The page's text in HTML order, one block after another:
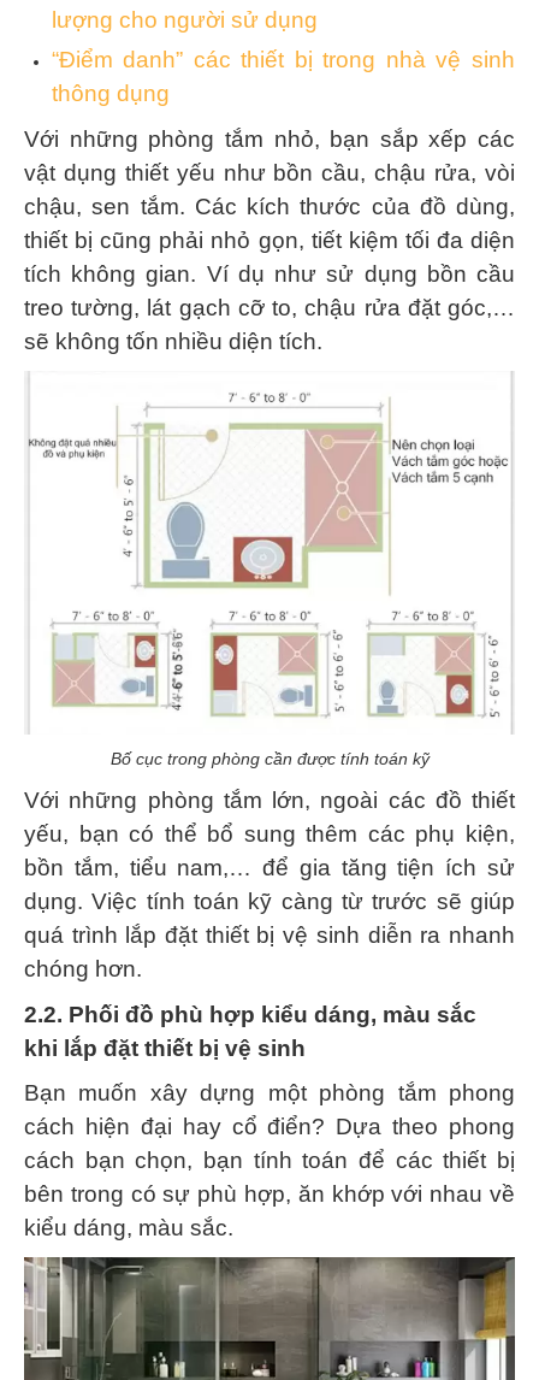
lượng cho người sử dụng
“Điểm danh” các thiết bị trong nhà vệ sinh
thông dụng
Với những phòng tắm nhỏ, bạn sắp xếp các
vật dụng thiết yếu như bồn cầu, chậu rửa, vòi
chậu, sen tắm. Các kích thước của đồ dùng,
thiết bị cũng phải nhỏ gọn, tiết kiệm tối đa diện
tích không gian. Ví dụ như sử dụng bồn cầu
treo tường, lát gạch cỡ to, chậu rửa đặt góc,…
sẽ không tốn nhiều diện tích.
Bố cục trong phòng cần được tính toán kỹ
Với những phòng tắm lớn, ngoài các đồ thiết
yếu, bạn có thể bổ sung thêm các phụ kiện,
bồn tắm, tiểu nam,… để gia tăng tiện ích sử
dụng. Việc tính toán kỹ càng từ trước sẽ giúp
quá trình lắp đặt thiết bị vệ sinh diễn ra nhanh
chóng hơn.
2.2. Phối đồ phù hợp kiểu dáng, màu sắc
khi lắp đặt thiết bị vệ sinh
Bạn muốn xây dựng một phòng tắm phong
cách hiện đại hay cổ điển? Dựa theo phong
cách bạn chọn, bạn tính toán để các thiết bị
bên trong có sự phù hợp, ăn khớp với nhau về
kiểu dáng, màu sắc.